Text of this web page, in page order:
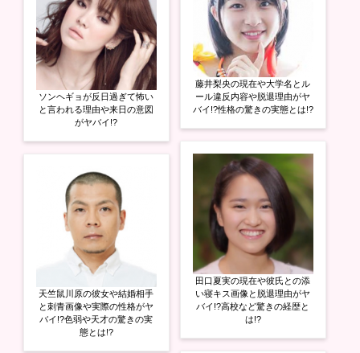
ソンヘギョが反日過ぎて怖い
と言われる理由や来日の意図
がヤバイ!?
天竺鼠川原の彼女や結婚相手
と刺青画像や実際の性格がヤ
バイ!?色弱や天才の驚きの実
態とは!?
藤井梨央の現在や大学名とル
ール違反内容や脱退理由がヤ
バイ!?性格の驚きの実態とは!?
田口夏実の現在や彼氏との添
い寝キス画像と脱退理由がヤ
バイ!?高校など驚きの経歴と
は!?